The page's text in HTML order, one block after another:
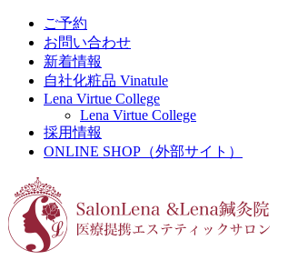
ご予約
お問い合わせ
新着情報
自社化粧品 Vinatule
Lena Virtue College
Lena Virtue College
採用情報
ONLINE SHOP（外部サイト）